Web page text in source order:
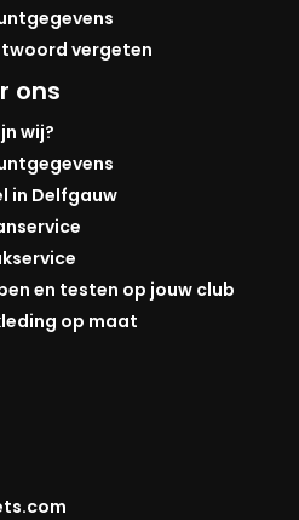
vergeten
ons
wij?
in Delfgauw
en testen op jouw club
op maat